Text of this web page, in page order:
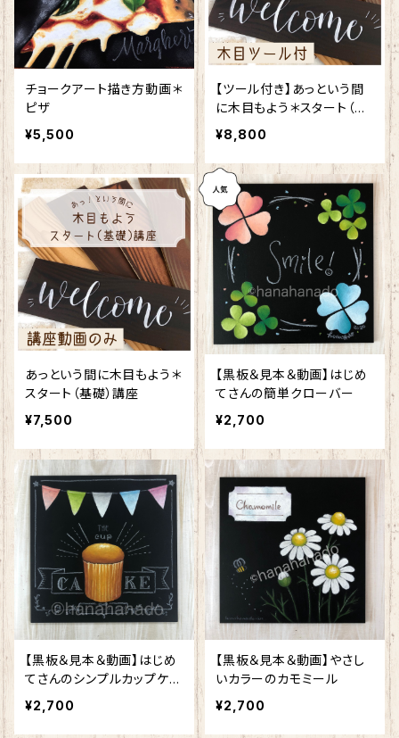
チョークアート描き方動画＊
ピザ
¥5,500
【ツール付き】あっという間
に木目もよう＊スタート（基
礎）講座
¥8,800
あっという間に木目もよう＊
スタート（基礎）講座
¥7,500
【黒板＆見本＆動画】はじめ
てさんの簡単クローバー
¥2,700
【黒板＆見本＆動画】はじめ
てさんのシンプルカップケー
キ
¥2,700
【黒板＆見本＆動画】やさし
いカラーのカモミール
¥2,700